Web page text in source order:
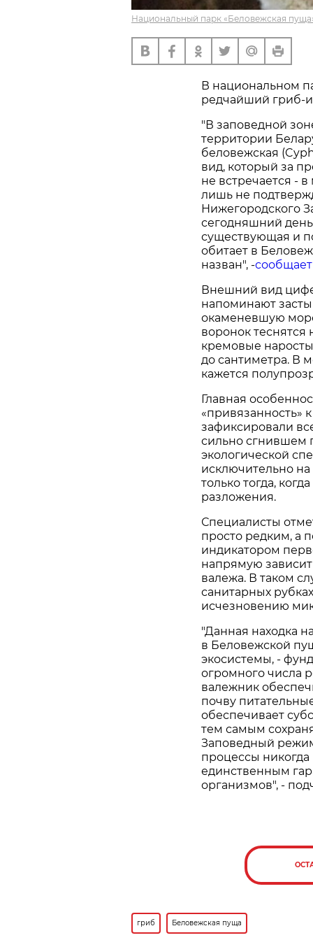
Национальный парк «Беловежская
В национальном
редчайший гриб-
"В заповедной
территории
беловежская
вид, который за
не встречается -
лишь не
Нижегородского
сегодняшний
существующая и
обитает в
назван", -сообщает
Внешний вид
напоминают
окаменевшую
воронок
кремовые
до сантиметра. В
кажется
Главная
«привязанность»
зафиксировали
сильно сгнившем
экологической
исключительно
только тогда,
разложения.
Специалисты
просто редким, а
индикатором
напрямую
валежа. В таком
санитарных
исчезновению
"Данная находка
в Беловежской
экосистемы, -
огромного числа
валежник
почву
обеспечивает
тем самым
Заповедный
процессы
единственным
организмов", -
гриб Беловежская пуща